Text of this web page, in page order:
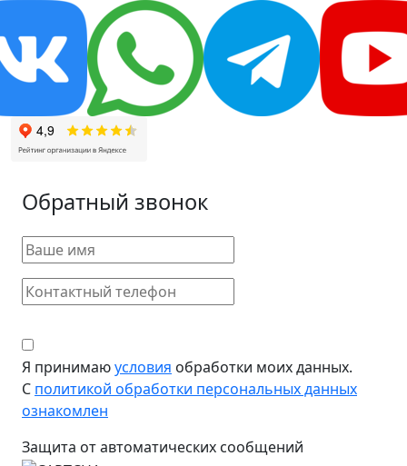
Обратный звонок
Я принимаюусловия обработки моих данных.
С политикой обработки персональных данных
ознакомлен
Защита от автоматических сообщений